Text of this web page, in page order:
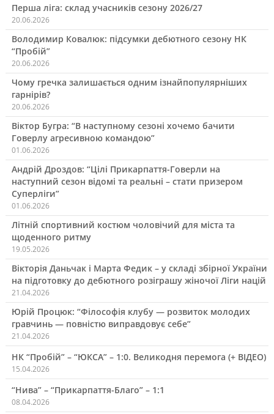
Перша ліга: склад учасників сезону 2026/27
20.06.2026
Володимир Ковалюк: підсумки дебютного сезону НК
“Пробій”
20.06.2026
Чому гречка залишається одним ізнайпопулярніших
гарнірів?
20.06.2026
Віктор Бугра: “В наступному сезоні хочемо бачити
Говерлу агресивною командою”
01.06.2026
Андрій Дроздов: “Цілі Прикарпаття-Говерли на
наступний сезон відомі та реальні – стати призером
Суперліги”
01.06.2026
Літній спортивний костюм чоловічий для міста та
щоденного ритму
19.05.2026
Вікторія Даньчак і Марта Федик – у складі збірної України
на підготовку до дебютного розіграшу жіночої Ліги націй
21.04.2026
Юрій Процюк: “Філософія клубу — розвиток молодих
гравчинь — повністю виправдовує себе”
21.04.2026
НК “Пробій” – “ЮКСА” – 1:0. Великодня перемога (+ ВІДЕО)
15.04.2026
“Нива” – “Прикарпаття-Благо” – 1:1
08.04.2026